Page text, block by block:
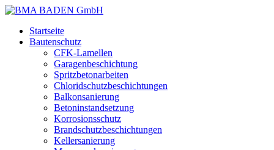
Startseite
Bautenschutz
CFK-Lamellen
Garagenbeschichtung
Spritzbetonarbeiten
Chloridschutzbeschichtungen
Balkonsanierung
Betoninstandsetzung
Korrosionsschutz
Brandschutzbeschichtungen
Kellersanierung